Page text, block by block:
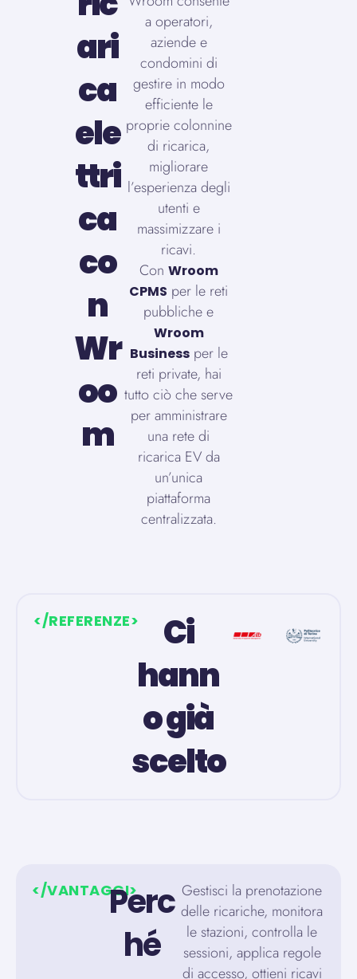
ari
ca
ele
ttri
ca
co
n
Wr
oo
m
a operatori,
aziende e
condomini di
gestire in modo
efficiente le
proprie colonnine
di ricarica,
migliorare
l’esperienza degli
utenti e
massimizzare i
ricavi.
Con Wroom
CPMS per le reti
pubbliche e
Wroom
Businessper le
reti private, hai
tutto ciò che serve
per amministrare
una rete di
ricarica EV da
un’unica
piattaforma
centralizzata.
</REFERENZE>
Ci
hann
o già
scelto
</VANTAGGI>
Perc
hé
Gestisci la prenotazione
delle ricariche, monitora
le stazioni, controlla le
sessioni, applica regole
di accesso, ottieni ricavi